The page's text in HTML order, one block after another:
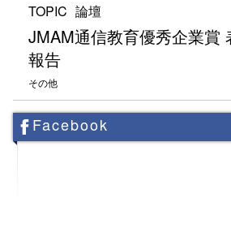
TOPIC 論壇
JMAM通信教育優秀企業賞
報告
その他
Facebook